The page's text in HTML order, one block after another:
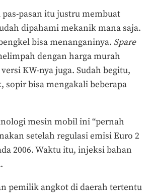
pasan itu justru membuat
dipahami mekanik mana saja.
bisa menanganinya. Spare
dengan harga murah
KW-nya juga. Sudah begitu,
sopir bisa mengakali beberapa
mesin mobil ini “pernah
setelah regulasi emisi Euro 2
2006. Waktu itu, injeksi bahan
pemilik angkot di daerah tertentu